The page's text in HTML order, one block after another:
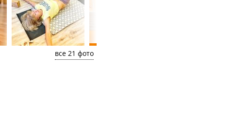
все 21 фото